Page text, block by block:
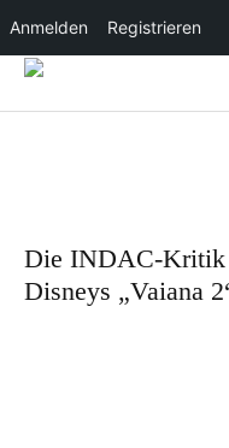
Anmelden Registrieren
Die INDAC-Kritik
Disneys „Vaiana